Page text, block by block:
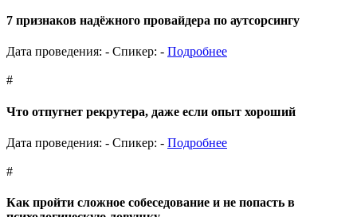
7 признаков надёжного провайдера по аутсорсингу
Дата проведения: - Спикер: - Подробнее
#
Что отпугнет рекрутера, даже если опыт хороший
Дата проведения: - Спикер: - Подробнее
#
Как пройти сложное собеседование и не попасть в